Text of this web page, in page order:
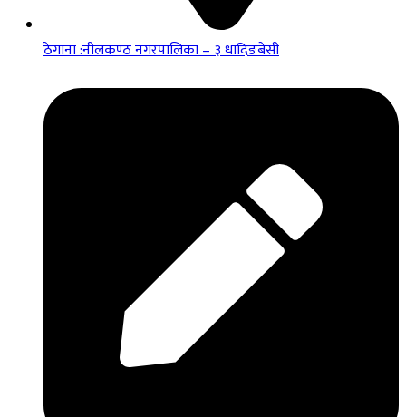
ठेगाना :नीलकण्ठ नगरपालिका – ३ धादिङबेसी